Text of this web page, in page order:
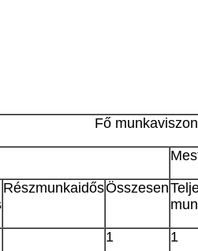
Fő
RészmunkaidősÖsszesen
1 1